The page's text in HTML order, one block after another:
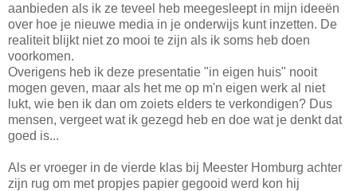
aanbieden als ik ze teveel heb meegesleept in mijn ideeën
over hoe je nieuwe media in je onderwijs kunt inzetten. De
realiteit blijkt niet zo mooi te zijn als ik soms heb doen
voorkomen.
Overigens heb ik deze presentatie "in eigen huis" nooit
mogen geven, maar als het me op m'n eigen werk al niet
lukt, wie ben ik dan om zoiets elders te verkondigen? Dus
mensen, vergeet wat ik gezegd heb en doe wat je denkt dat
goed is...
Als er vroeger in de vierde klas bij Meester Homburg achter
zijn rug om met propjes papier gegooid werd kon hij